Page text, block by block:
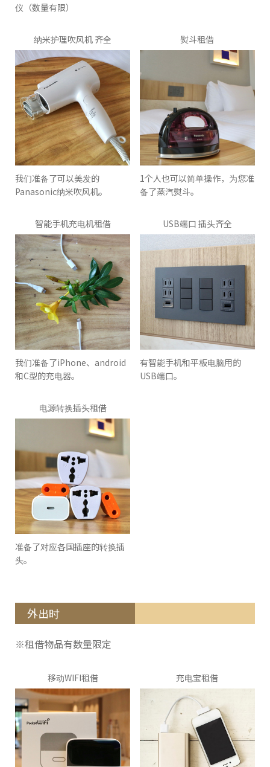
仪（数量有限）
纳米护理吹风机 齐全
我们准备了可以美发的
Panasonic纳米吹风机。
熨斗租借
1个人也可以简单操作，为您准
备了蒸汽熨斗。
智能手机充电机租借
我们准备了iPhone、android
和C型的充电器。
USB端口 插头齐全
有智能手机和平板电脑用的
USB端口。
电源转换插头租借
准备了对应各国插座的转换插
头。
外出时
※租借物品有数量限定
移动WIFI租借 充电宝租借